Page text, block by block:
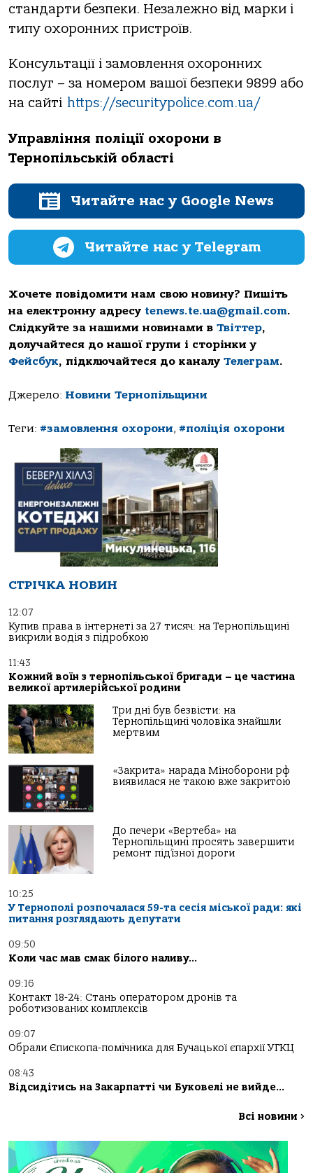
стандарти безпеки. Незалежно від марки і
типу охоронних пристроїв.
Консультації і замовлення охоронних
послуг – за номером вашої безпеки 9899 або
на сайті https://securitypolice.com.ua/
Управління поліції охорони в
Тернопільській області
Читайте нас у Google News
Читайте нас у Telegram
Хочете повідомити нам свою новину? Пишіть
на електронну адресу tenews.te.ua@gmail.com.
Слідкуйте за нашими новинами в Твіттер,
долучайтеся до нашої групи і сторінки у
Фейсбук, підключайтеся до каналу Телеграм.
Джерело: Новини Тернопільщини
Теги: #замовлення охорони, #поліція охорони
СТРІЧКА НОВИН
12:07
Купив права в інтернеті за 27 тисяч: на Тернопільщині
викрили водія з підробкою
11:43
Кожний воїн з тернопільської бригади – це частина
великої артилерійської родини
Три дні був безвісти: на
Тернопільщині чоловіка знайшли
мертвим
«Закрита» нарада Міноборони рф
виявилася не такою вже закритою
До печери «Вертеба» на
Тернопільщині просять завершити
ремонт під’їзної дороги
10:25
У Тернополі розпочалася 59-та сесія міської ради: які
питання розглядають депутати
09:50
Коли час мав смак білого наливу…
09:16
Контакт 18-24: Стань оператором дронів та
роботизованих комплексів
09:07
Обрали Єпископа-помічника для Бучацької єпархії УГКЦ
08:43
Відсидітись на Закарпатті чи Буковелі не вийде…
Всі новини >